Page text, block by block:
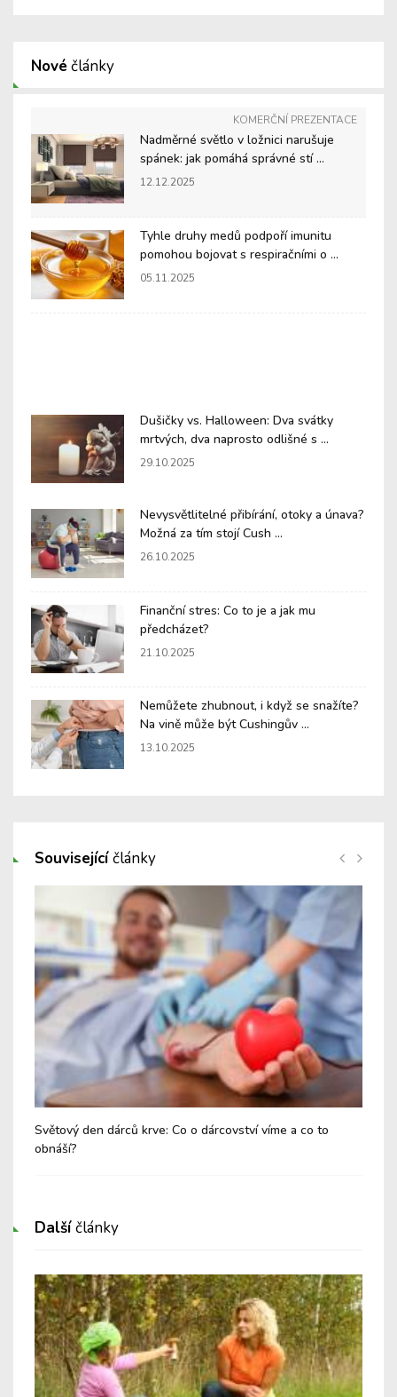
Nové články
KOMERČNÍ PREZENTACE
Nadměrné světlo v ložnici narušuje
spánek: jak pomáhá správné stí ...
12.12.2025
Tyhle druhy medů podpoří imunitu
pomohou bojovat s respiračními o ...
05.11.2025
Dušičky vs. Halloween: Dva svátky
mrtvých, dva naprosto odlišné s ...
29.10.2025
Nevysvětlitelné přibírání, otoky a únava?
Možná za tím stojí Cush ...
26.10.2025
Finanční stres: Co to je a jak mu
předcházet?
21.10.2025
Nemůžete zhubnout, i když se snažíte?
Na vině může být Cushingův ...
13.10.2025
Souvisejícíčlánky
Světový den dárců krve: Co o dárcovství víme a co to
obnáší?
Dalšíčlánky